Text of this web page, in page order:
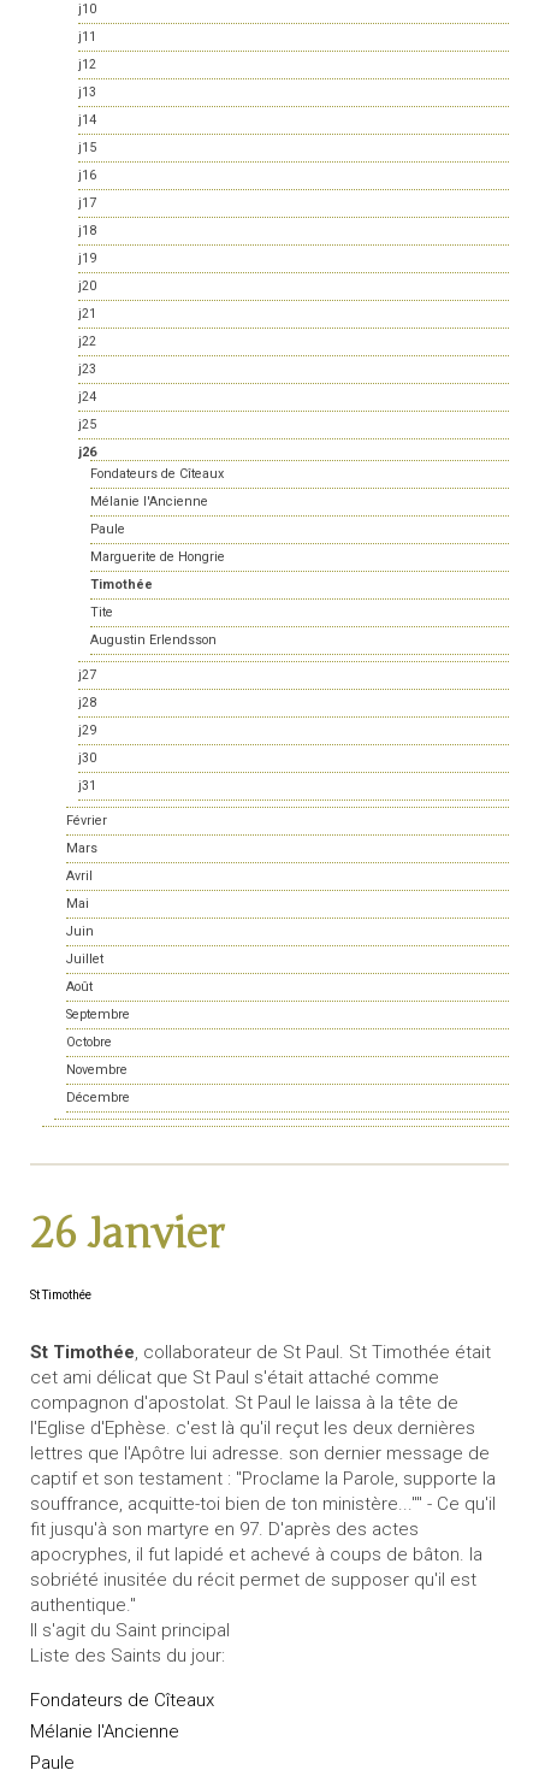
j10
j11
j12
j13
j14
j15
j16
j17
j18
j19
j20
j21
j22
j23
j24
j25
j26
Fondateurs de Cîteaux
Mélanie l'Ancienne
Paule
Marguerite de Hongrie
Timothée
Tite
Augustin Erlendsson
j27
j28
j29
j30
j31
Février
Mars
Avril
Mai
Juin
Juillet
Août
Septembre
Octobre
Novembre
Décembre
26 Janvier
St Timothée
St Timothée, collaborateur de St Paul. St Timothée était
cet ami délicat que St Paul s'était attaché comme
compagnon d'apostolat. St Paul le laissa à la tête de
l'Eglise d'Ephèse. c'est là qu'il reçut les deux dernières
lettres que l'Apôtre lui adresse. son dernier message de
captif et son testament : "Proclame la Parole, supporte la
souffrance, acquitte-toi bien de ton ministère..."" - Ce qu'il
fit jusqu'à son martyre en 97. D'après des actes
apocryphes, il fut lapidé et achevé à coups de bâton. la
sobriété inusitée du récit permet de supposer qu'il est
authentique."
Il s'agit du Saint principal
Liste des Saints du jour:
Fondateurs de Cîteaux
Mélanie l'Ancienne
Paule